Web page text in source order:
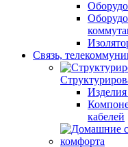
Связь,
кабелей